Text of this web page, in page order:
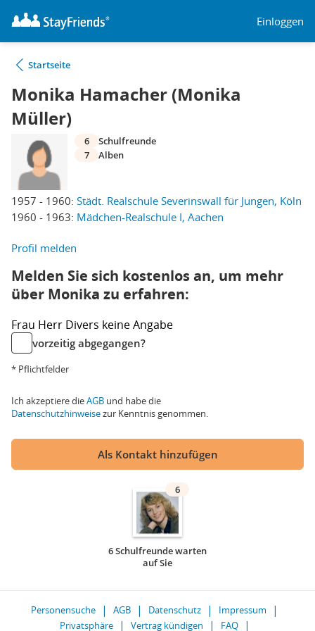
Einloggen
Startseite
Monika Hamacher (Monika
Müller)
1957 - 1960: Städt. Realschule Severinswall für Jungen, Köln
1960 - 1963: Mädchen-Realschule I, Aachen
6
Schulfreunde
7
Alben
Profil melden
Melden Sie sich kostenlos an, um mehr
über Monika zu erfahren:
Frau Herr Divers keine Angabe
vorzeitig abgegangen?
* Pflichtfelder
Ich akzeptiere dieAGB und habe die
Datenschutzhinweisezur Kenntnis genommen.
Als Kontakt hinzufügen
6
6 Schulfreunde warten
auf Sie
Personensuche AGB Datenschutz
Impressum
Privatsphäre
Vertrag kündigen FAQ